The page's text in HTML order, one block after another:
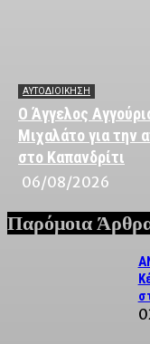
ΑΥΤΟΔΙΟΙΚΗΣΗ
Ο Άγγελος
Μιχαλάτο για την
στο Καπανδρίτι
06/08/2026
Παρόμοια